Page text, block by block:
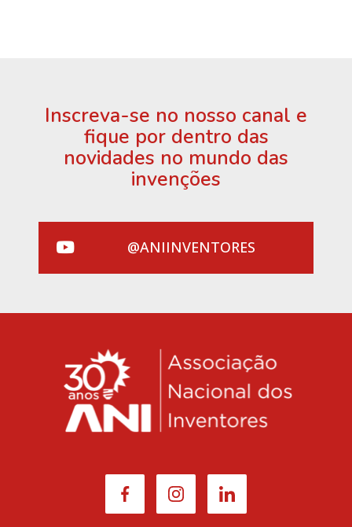
Inscreva-se no nosso canal e
fique por dentro das
novidades no mundo das
invenções
@ANIINVENTORES